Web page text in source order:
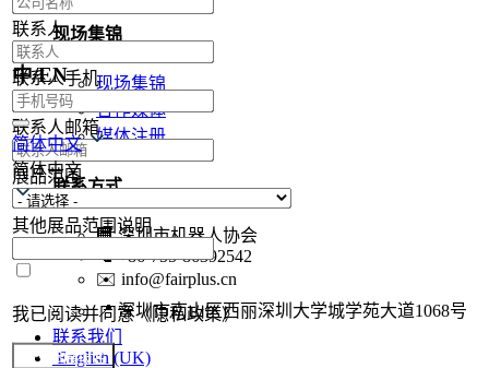
现场集锦
现场集锦
合作媒体
媒体注册
联系方式
🏢深圳市机器人协会
📞+86-755-86392542
✉️ info@fairplus.cn
📍深圳市南山区西丽深圳大学城学苑大道1068号
联系我们
English (UK)
联系人
联系人手机
联系人邮箱
展品范围
其他展品范围说明
我已阅读并同意《隐私政策》
提交参展报名
中/EN
简体中文
简体中文